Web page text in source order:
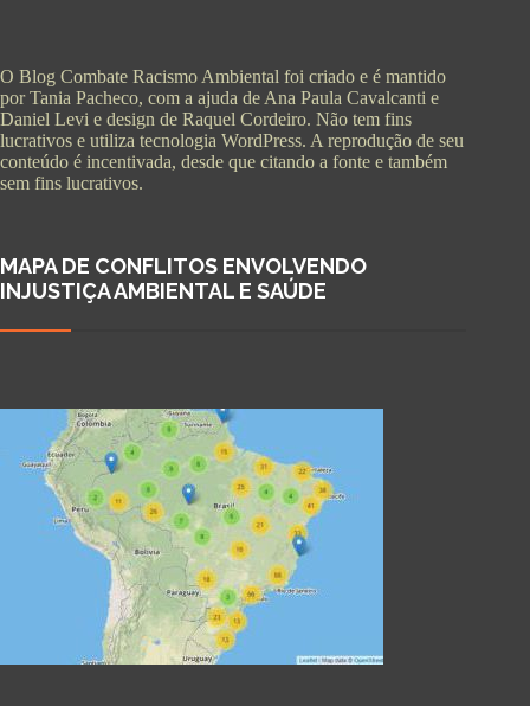
O Blog Combate Racismo Ambiental foi criado e é mantido
por Tania Pacheco, com a ajuda de Ana Paula Cavalcanti e
Daniel Levi e design de Raquel Cordeiro. Não tem fins
lucrativos e utiliza tecnologia WordPress. A reprodução de seu
conteúdo é incentivada, desde que citando a fonte e também
sem fins lucrativos.
MAPA DE CONFLITOS ENVOLVENDO
INJUSTIÇA AMBIENTAL E SAÚDE